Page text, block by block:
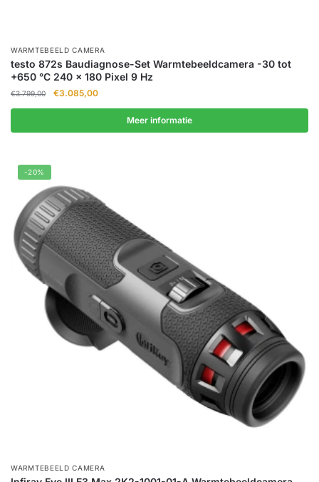
WARMTEBEELD CAMERA
testo 872s Baudiagnose-Set Warmtebeeldcamera -30 tot
+650 °C 240 x 180 Pixel 9 Hz
€3.799,00
Oorspronkelijke
€3.799,00.
€3.085,00Huidige
€3.085,00.
Meer informatie
-20%
WARMTEBEELD CAMERA